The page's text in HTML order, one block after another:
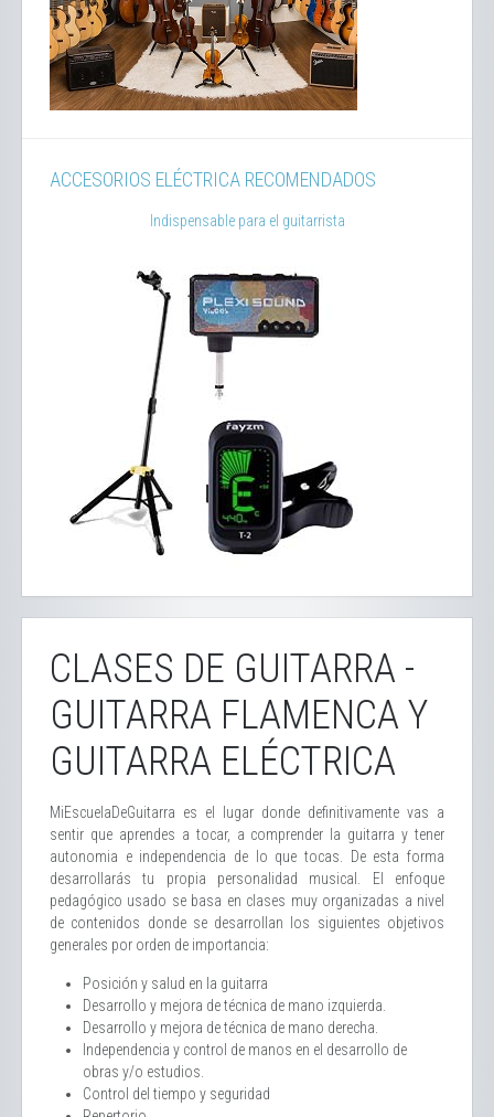
ACCESORIOS ELÉCTRICA RECOMENDADOS
Indispensable para el guitarrista
CLASES DE GUITARRA -
GUITARRA FLAMENCA Y
GUITARRA ELÉCTRICA
MiEscuelaDeGuitarra es el lugar donde definitivamente vas a
sentir que aprendes a tocar, a comprender la guitarra y tener
autonomia e independencia de lo que tocas. De esta forma
desarrollarás tu propia personalidad musical. El enfoque
pedagógico usado se basa en clases muy organizadas a nivel
de contenidos donde se desarrollan los siguientes objetivos
generales por orden de importancia:
Posición y salud en la guitarra
Desarrollo y mejora de técnica de mano izquierda.
Desarrollo y mejora de técnica de mano derecha.
Independencia y control de manos en el desarrollo de
obras y/o estudios.
Control del tiempo y seguridad